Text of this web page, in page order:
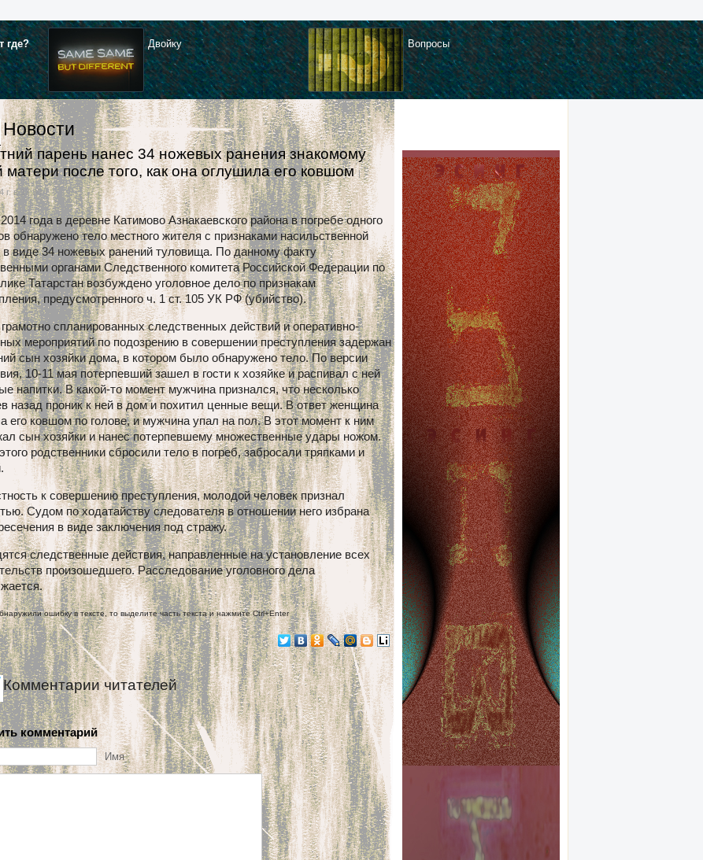
где? Двойку Вопросы
Новости
парень нанес 34 ножевых ранения знакомому
матери после того, как она оглушила его ковшом|
г. в 17:30
года в деревне Катимово Азнакаевского района в погребе одного
обнаружено тело местного жителя с признаками насильственной
в виде 34 ножевых ранений туловища. По данному факту
органами Следственного комитета Российской Федерации по
Татарстан возбуждено уголовное дело по признакам
предусмотренного ч. 1 ст. 105 УК РФ (убийство).
спланированных следственных действий и оперативно-
мероприятий по подозрению в совершении преступления задержан
сын хозяйки дома, в котором было обнаружено тело. По версии
10-11 мая потерпевший зашел в гости к хозяйке и распивал с ней
напитки. В какой-то момент мужчина признался, что несколько
назад проник к ней в дом и похитил ценные вещи. В ответ женщина
его ковшом по голове, и мужчина упал на пол. В этот момент к ним
сын хозяйки и нанес потерпевшему множественные удары ножом.
родственники сбросили тело в погреб, забросали тряпками и
к совершению преступления, молодой человек признал
Судом по ходатайству следователя в отношении него избрана
в виде заключения под стражу.
следственные действия, направленные на установление всех
произошедшего. Расследование уголовного дела
ошибку в тексте, то выделите часть текста и нажмите Ctrl+Enter
Комментарии читателей
комментарий
Имя